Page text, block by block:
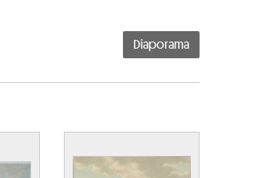
Diaporama